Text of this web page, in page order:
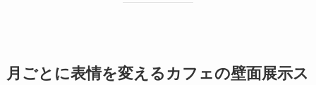
月ごとに表情を変えるカフェの壁面展示ス